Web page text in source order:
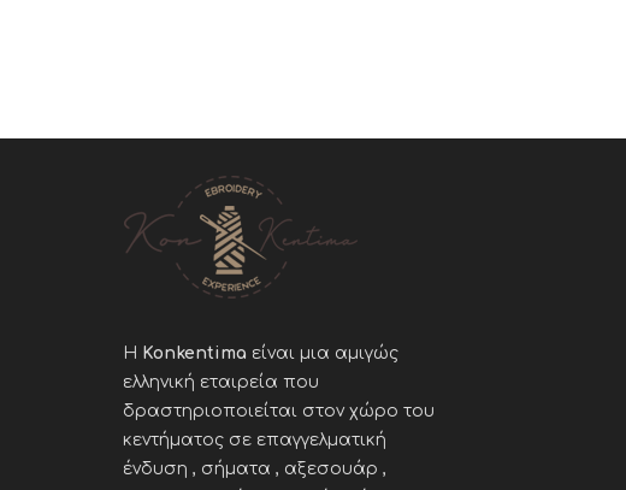
Η Konkentima είναι μια αμιγώς
ελληνική εταιρεία που
δραστηριοποιείται στον χώρο του
κεντήματος σε επαγγελματική
ένδυση , σήματα , αξεσουάρ ,